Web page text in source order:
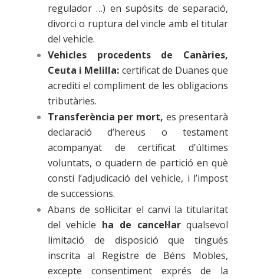
regulador …) en supòsits de separació,
divorci o ruptura del vincle amb el titular
del vehicle.
Vehicles procedents de Canàries,
Ceuta i Melilla: certificat de Duanes que
acrediti el compliment de les obligacions
tributàries.
Transferència per mort, es presentarà
declaració d’hereus o testament
acompanyat de certificat d’últimes
voluntats, o quadern de partició en què
consti l’adjudicació del vehicle, i l’impost
de successions.
Abans de sol·licitar el canvi la titularitat
del vehicle ha de cancel·larqualsevol
limitació de disposició que tingués
inscrita al Registre de Béns Mobles,
excepte consentiment exprés de la